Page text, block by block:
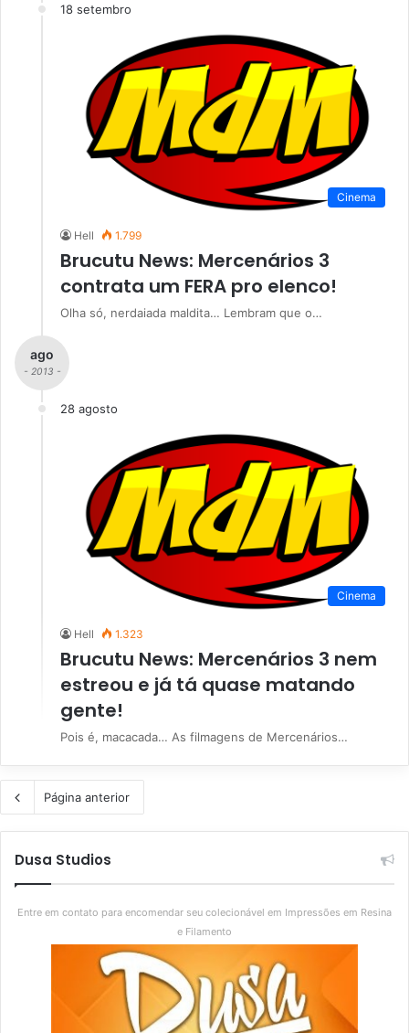
18 setembro
Cinema
Hell 1.799
Brucutu News: Mercenários 3
contrata um FERA pro elenco!
Olha só, nerdaiada maldita… Lembram que o…
ago
- 2013 -
28 agosto
Cinema
Hell 1.323
Brucutu News: Mercenários 3 nem
estreou e já tá quase matando
gente!
Pois é, macacada… As filmagens de Mercenários…
Página anterior
Dusa Studios
Entre em contato para encomendar seu colecionável em Impressões em Resina
e Filamento